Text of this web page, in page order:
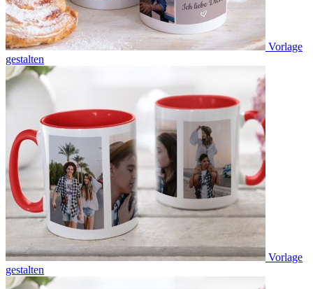
Vorlage
gestalten
Vorlage
gestalten